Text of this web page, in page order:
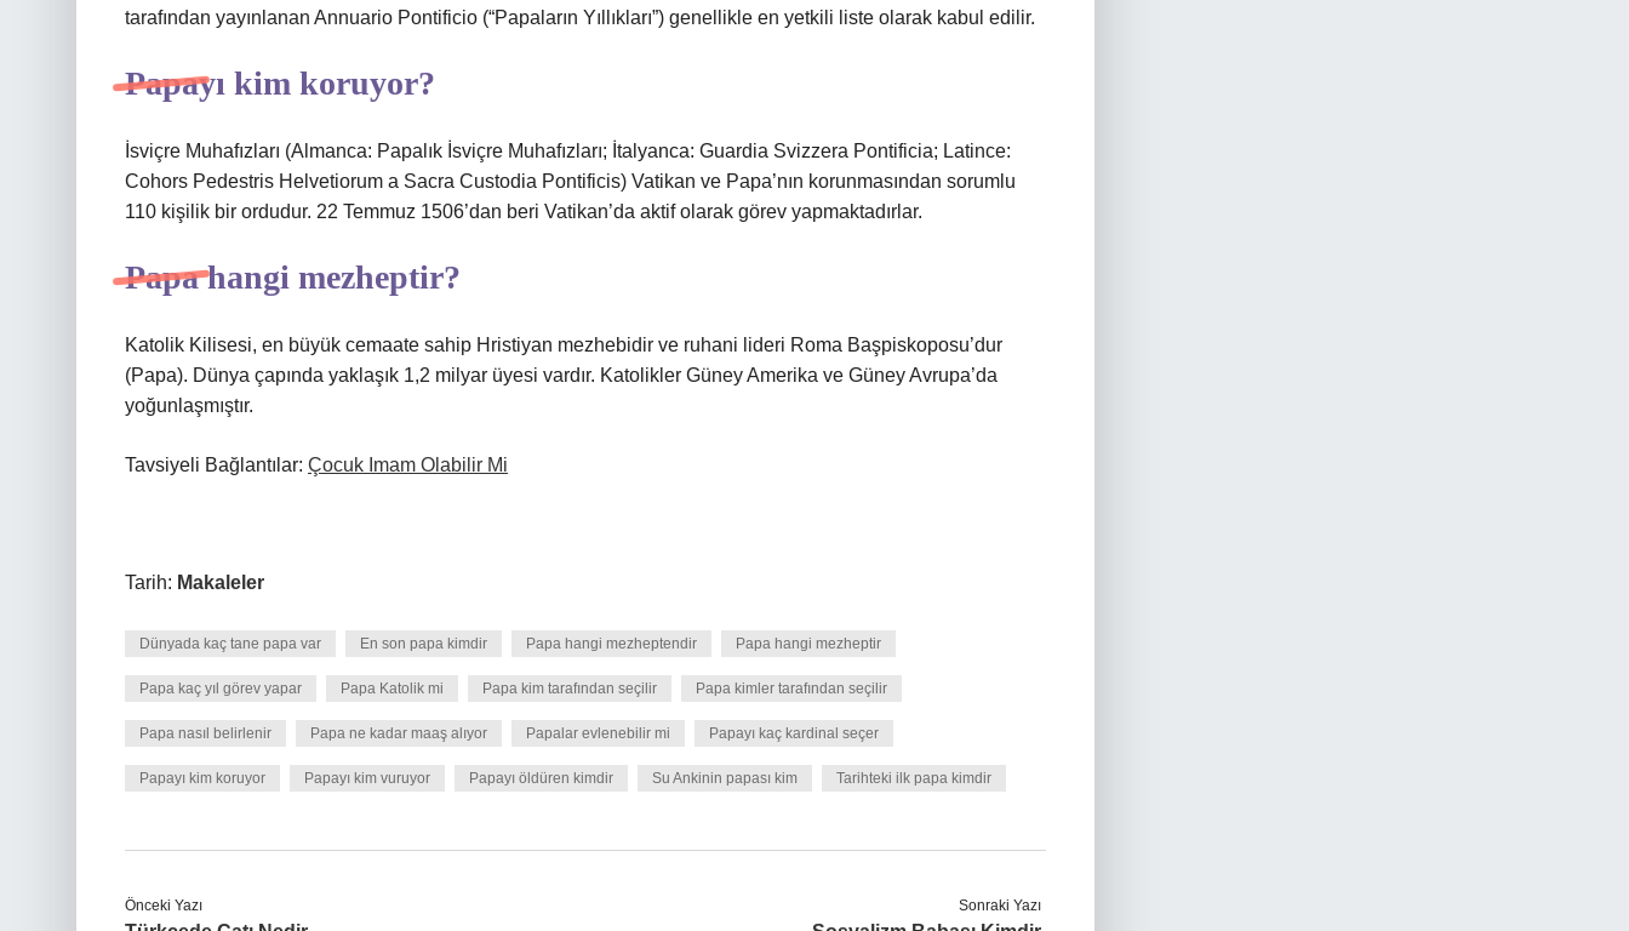
tarafından yayınlanan Annuario Pontificio (“Papaların Yıllıkları”) genellikle en yetkili liste olarak kabul edilir.
Papayı kim koruyor?
İsviçre Muhafızları (Almanca: Papalık İsviçre Muhafızları; İtalyanca: Guardia Svizzera Pontificia; Latince:
Cohors Pedestris Helvetiorum a Sacra Custodia Pontificis) Vatikan ve Papa’nın korunmasından sorumlu
110 kişilik bir ordudur. 22 Temmuz 1506’dan beri Vatikan’da aktif olarak görev yapmaktadırlar.
Papa hangi mezheptir?
Katolik Kilisesi, en büyük cemaate sahip Hristiyan mezhebidir ve ruhani lideri Roma Başpiskoposu’dur
(Papa). Dünya çapında yaklaşık 1,2 milyar üyesi vardır. Katolikler Güney Amerika ve Güney Avrupa’da
yoğunlaşmıştır.
Tavsiyeli Bağlantılar: Çocuk Imam Olabilir Mi
Tarih: Makaleler
Dünyada kaç tane papa var En son papa kimdir Papa hangi mezheptendir Papa hangi mezheptir
Papa kaç yıl görev yapar Papa Katolik mi Papa kim tarafından seçilir Papa kimler tarafından seçilir
Papa nasıl belirlenir Papa ne kadar maaş alıyor Papalar evlenebilir mi Papayı kaç kardinal seçer
Papayı kim koruyor Papayı kim vuruyor Papayı öldüren kimdir Su Ankinin papası kim Tarihteki ilk papa kimdir
Önceki Yazı Sonraki Yazı